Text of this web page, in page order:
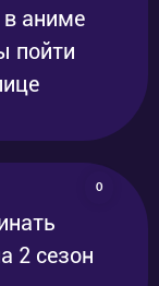
на нашем
время,
героями.
за
аниме
пойти
0
2 сезон